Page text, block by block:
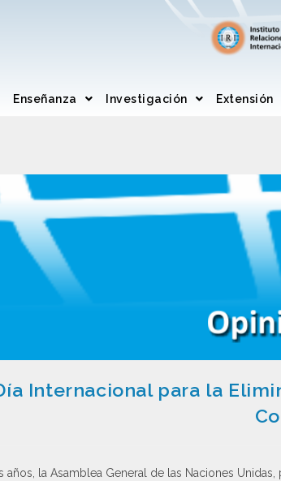
Enseñanza Investigación Extensión
Internacional para la
años, la Asamblea General de las Naciones